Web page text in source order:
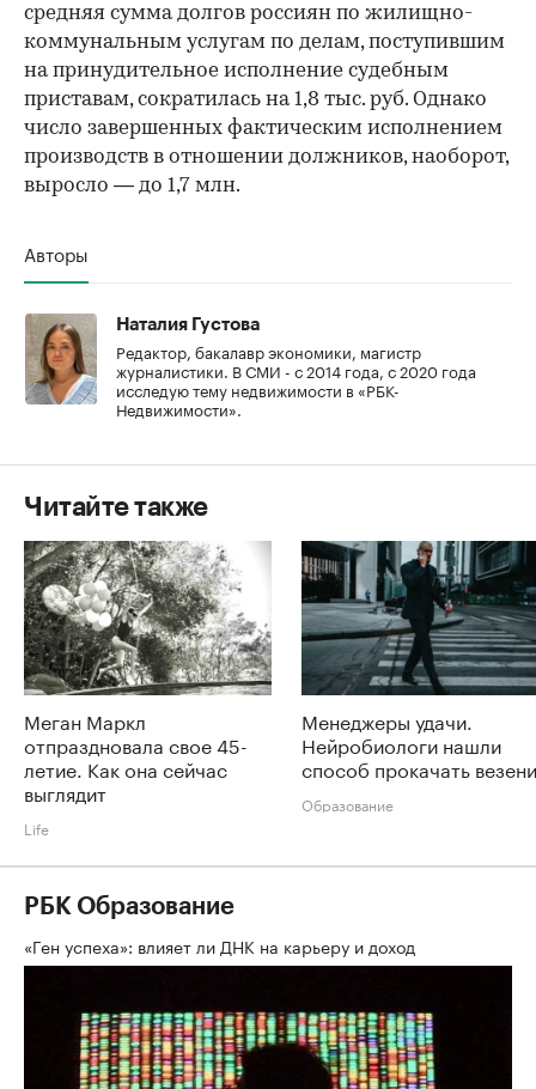
средняя сумма долгов россиян по жилищно-
коммунальным услугам по делам, поступившим
на принудительное исполнение судебным
приставам, сократилась на 1,8 тыс. руб. Однако
число завершенных фактическим исполнением
производств в отношении должников, наоборот,
выросло — до 1,7 млн.
Авторы
Наталия Густова
Редактор, бакалавр экономики, магистр
журналистики. В СМИ - с 2014 года, с 2020 года
исследую тему недвижимости в «РБК-
Недвижимости».
Читайте также
Меган Маркл
отпраздновала свое 45-
летие. Как она сейчас
выглядит
Life
Менеджеры удачи.
Нейробиологи нашли
способ прокачать
Образование
РБК Образование
«Ген успеха»: влияет ли ДНК на карьеру и доход